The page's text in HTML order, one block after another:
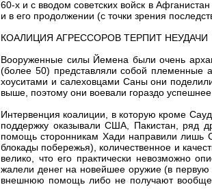
60-х и с вводом советских войск в
и в его продолжении (с точки зрения
КОАЛИЦИЯ АГРЕССОРОВ ТЕРПИТ НЕУДАЧИ
Вооруженные силы Йемена были очень
(более 50) представляли собой
хоуситами и салеховцами Саны они
выше, поэтому они воевали гораздо
Интервенция коалиции, в которую кроме
поддержку оказывали США, Пакистан, ряд
помощь сторонникам Хади направили лишь
блокады побережья), количественное и
велико, что его практически невозможно
жалели денег на новейшее оружие (в первую
внешнюю помощь либо не получают